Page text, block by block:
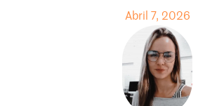
Abril 7, 2026